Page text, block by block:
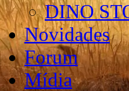
DINO
Novidades
Forum
Mídia